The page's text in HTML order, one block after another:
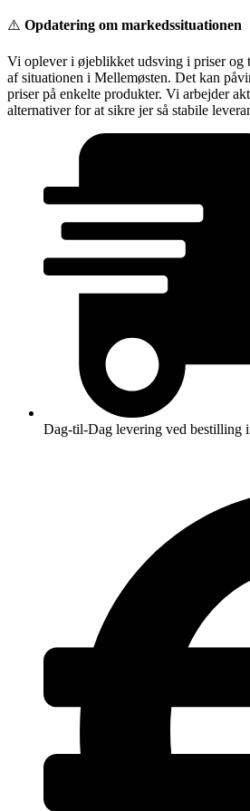
Videre
indhold
⚠️ Opdatering om markedssituationen
Vi oplever i øjeblikket udsving i priser og
af situationen i Mellemøsten. Det kan
priser på enkelte produkter. Vi arbejder
alternativer for at sikre jer så stabile
Dag-til-Dag levering ved bestilling